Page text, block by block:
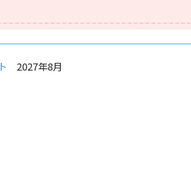
2027年8月